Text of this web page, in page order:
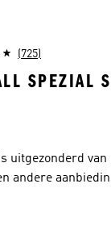
(725)
SPEZIAL
uitgezonderd van
andere